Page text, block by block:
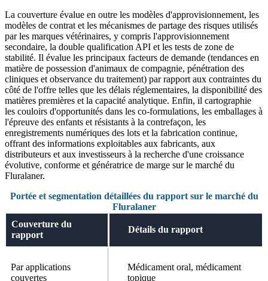
La couverture évalue en outre les modèles d'approvisionnement, les
modèles de contrat et les mécanismes de partage des risques utilisés
par les marques vétérinaires, y compris l'approvisionnement
secondaire, la double qualification API et les tests de zone de
stabilité. Il évalue les principaux facteurs de demande (tendances en
matière de possession d'animaux de compagnie, pénétration des
cliniques et observance du traitement) par rapport aux contraintes du
côté de l'offre telles que les délais réglementaires, la disponibilité des
matières premières et la capacité analytique. Enfin, il cartographie
les couloirs d'opportunités dans les co-formulations, les emballages à
l'épreuve des enfants et résistants à la contrefaçon, les
enregistrements numériques des lots et la fabrication continue,
offrant des informations exploitables aux fabricants, aux
distributeurs et aux investisseurs à la recherche d'une croissance
évolutive, conforme et génératrice de marge sur le marché du
Fluralaner.
Portée et segmentation détaillées du rapport sur le marché du
Fluralaner
Couverture du
rapport
Détails du rapport
Par applications
couvertes
Médicament oral, médicament
topique